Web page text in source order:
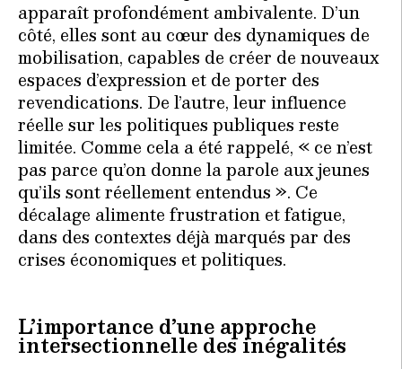
apparaît profondément ambivalente. D’un
côté, elles sont au cœur des dynamiques de
mobilisation, capables de créer de nouveaux
espaces d’expression et de porter des
revendications. De l’autre, leur influence
réelle sur les politiques publiques reste
limitée. Comme cela a été rappelé, « ce n’est
pas parce qu’on donne la parole aux jeunes
qu’ils sont réellement entendus ». Ce
décalage alimente frustration et fatigue,
dans des contextes déjà marqués par des
crises économiques et politiques.
L’importance d’une approche
intersectionnelle des inégalités